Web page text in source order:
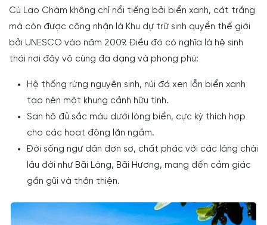
Cù Lao Chàm không chỉ nổi tiếng bởi biển xanh, cát trắng
mà còn được công nhận là Khu dự trữ sinh quyển thế giới
bởi UNESCO vào năm 2009. Điều đó có nghĩa là hệ sinh
thái nơi đây vô cùng đa dạng và phong phú:
Hệ thống rừng nguyên sinh, núi đá xen lẫn biển xanh
tạo nên một khung cảnh hữu tình.
San hô đủ sắc màu dưới lòng biển, cực kỳ thích hợp
cho các hoạt động lặn ngắm.
Đời sống ngư dân đơn sơ, chất phác với các làng chài
lâu đời như Bãi Làng, Bãi Hương, mang đến cảm giác
gần gũi và thân thiện.